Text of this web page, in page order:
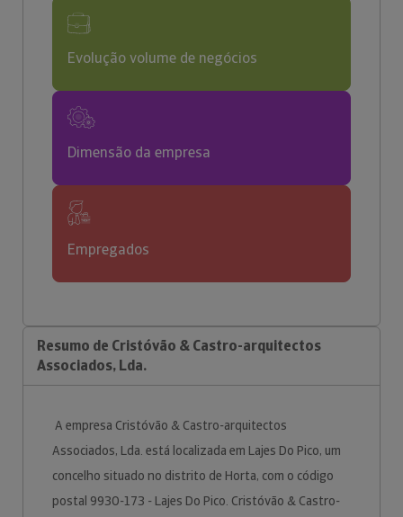
Evolução volume de negócios
Dimensão da empresa
Empregados
Resumo de Cristóvão & Castro-arquitectos
Associados, Lda.
A empresa Cristóvão & Castro-arquitectos
Associados, Lda. está localizada em Lajes Do Pico, um
concelho situado no distrito de Horta, com o código
postal 9930-173 - Lajes Do Pico. Cristóvão & Castro-